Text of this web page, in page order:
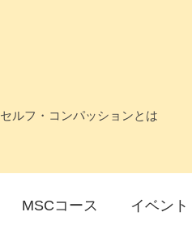
セルフ・コンパッションとは
MSCコース イベント